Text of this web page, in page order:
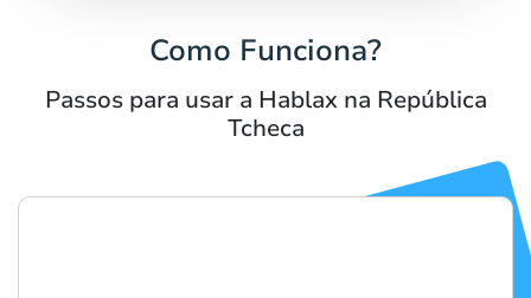
Como Funciona?
Passos para usar a Hablax na República
Tcheca